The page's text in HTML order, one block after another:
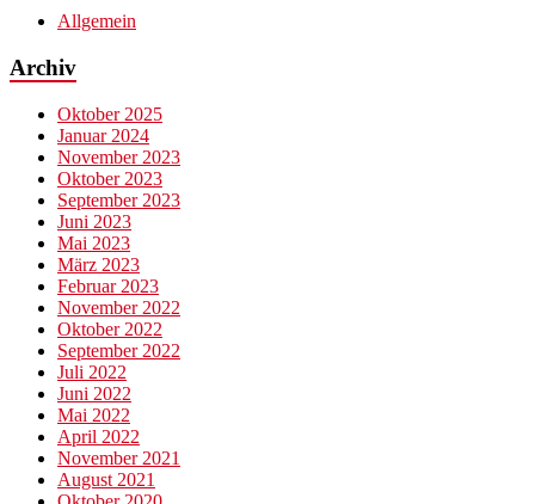
Allgemein
Archiv
Oktober 2025
Januar 2024
November 2023
Oktober 2023
September 2023
Juni 2023
Mai 2023
März 2023
Februar 2023
November 2022
Oktober 2022
September 2022
Juli 2022
Juni 2022
Mai 2022
April 2022
November 2021
August 2021